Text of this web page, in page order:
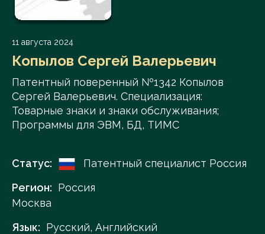
11 августа 2024
Копылов Сергей Валерьевич
Патентный поверенный №1342 Копылов
Сергей Валерьевич. Специализация:
Товарные знаки и знаки обслуживания;
Программы для ЭВМ, БД, ТИМС
Статус:
Патентный специалист Россия
Регион: Россия
Москва
Язык: Русский, Английский